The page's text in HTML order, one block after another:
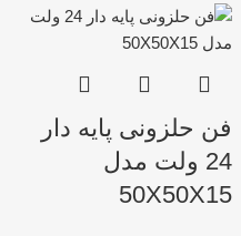
فن حلزونی پایه دار
24 ولت مدل
50X50X15